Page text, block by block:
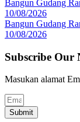
Bangun Gudang
10/08/2026
Bangun Gudang
10/08/2026
Subscribe Our
Masukan alamat
Submit